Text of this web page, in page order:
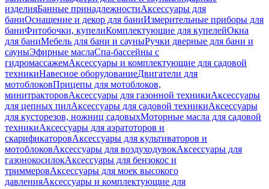
изделияБанные принадлежностиАксессуары для
баниОснащение и декор для баниИзмерительные приборы для
баниФитобочки, купелиКомплектующие для купелейОкна
для баниМебель для бани и сауныРучки дверные для бани и
сауныЭфирные маслаСпа-бассейны с
гидромассажемАксессуары и комплектующие для садовой
техникиНавесное оборудованиеДвигатели для
мотоблоковПрицепы для мотоблоков,
минитракторовАксессуары для газонной техникиАксессуары
для цепных пилАксессуары для садовой техникиАксессуары
для кусторезов, ножниц садовыхМоторные масла для садовой
техникиАксессуары для аэратоторов и
скарификаторовАксессуары для культиваторов и
мотоблоковАксессуары для воздуходувокАксессуары для
газонокосилокАксессуары для бензокос и
триммеровАксессуары для моек высокого
давленияАксессуары и комплектующие для